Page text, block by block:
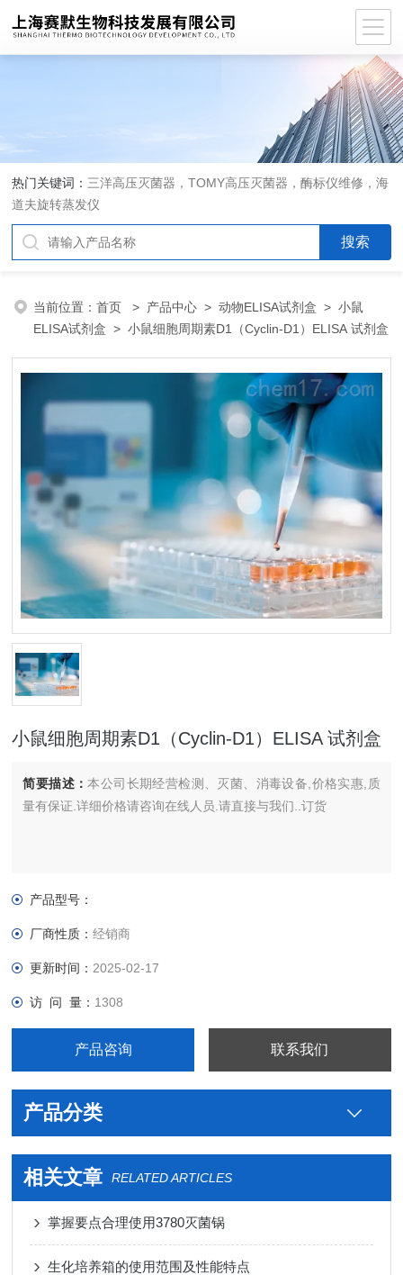
热门关键词： 三洋高压灭菌器，TOMY高压灭菌器，酶标仪维修，海
道夫旋转蒸发仪
当前位置：首页 > 产品中心 >动物ELISA试剂盒 >小鼠
ELISA试剂盒 > 小鼠细胞周期素D1（Cyclin-D1）ELISA 试剂盒
小鼠细胞周期素D1（Cyclin-D1）ELISA 试剂盒
简要描述：本公司长期经营检测、灭菌、消毒设备,价格实惠,质
量有保证.详细价格请咨询在线人员.请直接与我们..订货
产品型号：
厂商性质：经销商
更新时间： 2025-02-17
访 问 量： 1308
产品咨询 联系我们
产品分类
相关文章 RELATED ARTICLES
掌握要点合理使用3780灭菌锅
生化培养箱的使用范围及性能特点